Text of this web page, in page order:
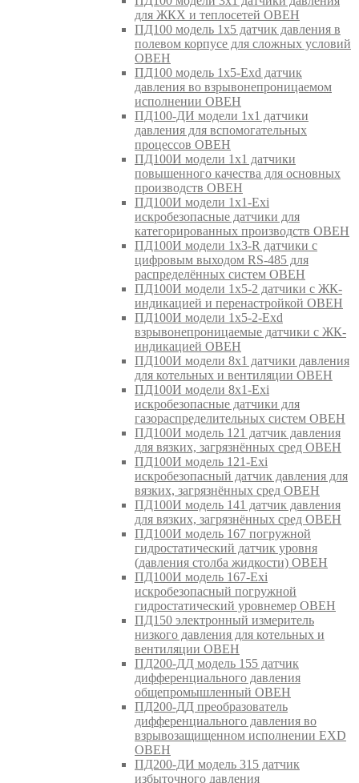
для ЖКХ и теплосетей ОВЕН
ПД100 модель 1х5 датчик давления в
полевом корпусе для сложных условий
ОВЕН
ПД100 модель 1х5-Exd датчик
давления во взрывонепроницаемом
исполнении ОВЕН
ПД100-ДИ модели 1х1 датчики
давления для вспомогательных
процессов ОВЕН
ПД100И модели 1х1 датчики
повышенного качества для основных
производств ОВЕН
ПД100И модели 1х1-Exi
искробезопасные датчики для
категорированных производств ОВЕН
ПД100И модели 1х3-R датчики с
цифровым выходом RS-485 для
распределённых систем ОВЕН
ПД100И модели 1х5-2 датчики с ЖК-
индикацией и перенастройкой ОВЕН
ПД100И модели 1х5-2-Exd
взрывонепроницаемые датчики с ЖК-
индикацией ОВЕН
ПД100И модели 8х1 датчики давления
для котельных и вентиляции ОВЕН
ПД100И модели 8х1-Exi
искробезопасные датчики для
газораспределительных систем ОВЕН
ПД100И модель 121 датчик давления
для вязких, загрязнённых сред ОВЕН
ПД100И модель 121-Exi
искробезопасный датчик давления для
вязких, загрязнённых сред ОВЕН
ПД100И модель 141 датчик давления
для вязких, загрязнённых сред ОВЕН
ПД100И модель 167 погружной
гидростатический датчик уровня
(давления столба жидкости) ОВЕН
ПД100И модель 167-Exi
искробезопасный погружной
гидростатический уровнемер ОВЕН
ПД150 электронный измеритель
низкого давления для котельных и
вентиляции ОВЕН
ПД200-ДД модель 155 датчик
дифференциального давления
общепромышленный ОВЕН
ПД200-ДД преобразователь
дифференциального давления во
взрывозащищенном исполнении EXD
ОВЕН
ПД200-ДИ модель 315 датчик
избыточного давления